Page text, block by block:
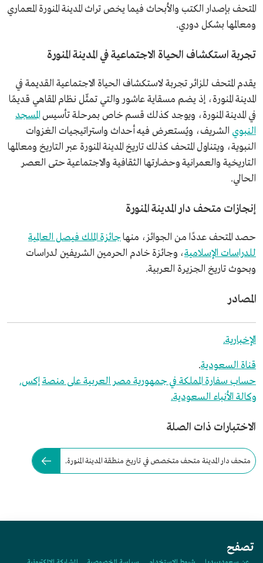
المتحف بإصدار الكتب والأبحاث فيما يخص تراث المدينة المنورة المعماري
ومعالمها بشكل دوري.
تجربة استكشاف الحياة الاجتماعية في المدينة المنورة
يقدم المتحف للزائر تجربة لاستكشاف الحياة الاجتماعية القديمة في
المدينة المنورة، إذ يضم مسقاية عاشور والتي تمثّل نظام المقاهي قديمًا
في المدينة المنورة، ويوجد كذلك قسم خاص بمرحلة تأسيسالمسجد
النبوي الشريف، ويُستعرض فيه أحداث واستراتيجيات الغزوات
النبوية، ويتناول المتحف كذلك تاريخ المدينة المنورة عبر التاريخ ومعالمها
التاريخية والعمرانية وحضارتها الثقافية والاجتماعية حتى العصر
الحالي.
إنجازات متحف دار المدينة المنورة
حصد المتحف عددًا من الجوائز، منهاجائزة الملك فيصل العالمية
للدراسات الإسلامية، وجائزة خادم الحرمين الشريفين لدراسات
وبحوث تاريخ الجزيرة العربية.
المصادر
الإخبارية.
قناة السعودية.
حساب سفارة المملكة في جمهورية مصر العربية على منصة إكس.
وكالة الأنباء السعودية.
الاختبارات ذات الصلة
متحف دار المدينة متحف متخصص في تاريخ منطقة المدينة المنورة.
تصفح